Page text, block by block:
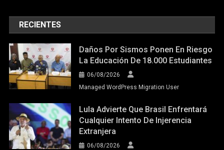
RECIENTES
Daños Por Sismos Ponen En Riesgo
La Educación De 18.000 Estudiantes
06/08/2026
Managed WordPress Migration User
Lula Advierte Que Brasil Enfrentará
Cualquier Intento De Injerencia
Extranjera
06/08/2026